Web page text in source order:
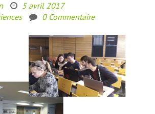
5 avril 2017
0 Commentaire